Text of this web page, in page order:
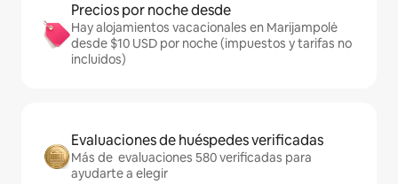
Precios por noche desde
Hay alojamientos vacacionales en Marijampolė
desde $10 USD por noche (impuestos y tarifas no
incluidos)
Evaluaciones de huéspedes verificadas
Más de evaluaciones 580 verificadas para
ayudarte a elegir